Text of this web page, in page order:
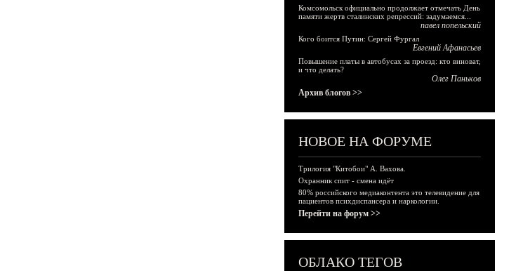
Комсомольск официально продолжает отмечать День
памяти жертв сталинских репрессий: задумаемся...
павел попельский
Кого боится Путин: Сергей Фургал
Евгений Афанасьев
Повышение платы в автобусах за проезд: кто виноват,
и что делать?
Олег Паньков
Архив блогов >>
НОВОЕ НА ФОРУМЕ
Трилогия "Китобои" А. Вахова.
Охранник спит - смена идёт
80% российского медиаконтента это телевидение для
пациентов психдиспансера и наркологии.
Перейти на форум >>
ОБЛАКО ТЕГОВ